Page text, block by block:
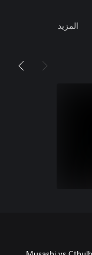
المزيد